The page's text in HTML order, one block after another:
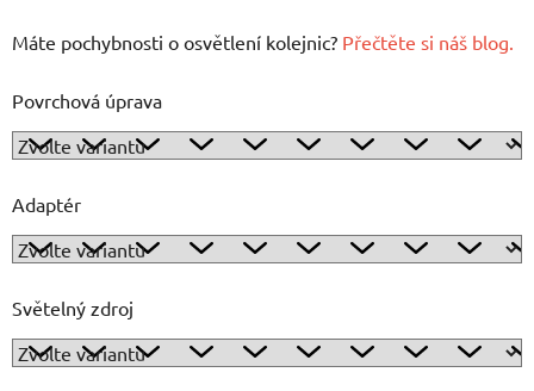
Máte pochybnosti o osvětlení kolejnic? Přečtěte si náš blog.
Povrchová úprava
Adaptér
Světelný zdroj